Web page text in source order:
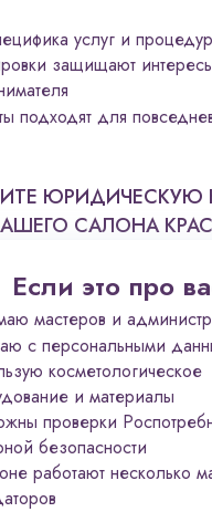
услуг и процедур
защищают
подходят для
ЮРИДИЧЕСКУЮ
САЛОНА
Если это про
мастеров и
с персональными
косметологическое
и материалы
проверки
безопасности
работают несколько